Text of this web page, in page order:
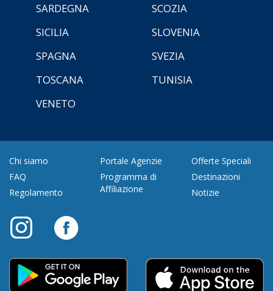
SARDEGNA
SCOZIA
SICILIA
SLOVENIA
SPAGNA
SVEZIA
TOSCANA
TUNISIA
VENETO
Chi siamo
FAQ
Regolamento
Portale Agenzie
Programma di
Affiliazione
Offerte Speciali
Destinazioni
Notizie